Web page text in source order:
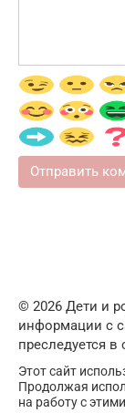
© 2026 Дети и
информации с
преследуется
Этот сайт
Продолжая
на работу с